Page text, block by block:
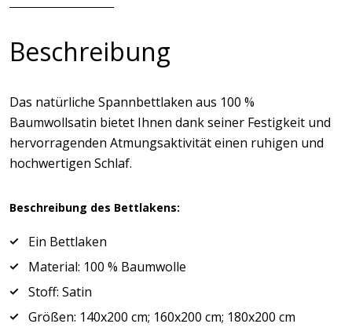
Beschreibung
Das natürliche Spannbettlaken aus 100 %
Baumwollsatin bietet Ihnen dank seiner Festigkeit und
hervorragenden Atmungsaktivität einen ruhigen und
hochwertigen Schlaf.
Beschreibung des Bettlakens:
Ein Bettlaken
Material: 100 % Baumwolle
Stoff: Satin
Größen: 140x200 cm; 160x200 cm; 180x200 cm